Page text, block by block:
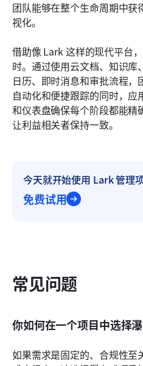
团队能够在整个生命周期中
视化。
借助像 Lark 这样的现代平台
时。通过使用云文档、知识库
日历、即时消息和审批流程，
自动化和便捷跟踪的同时，
和仪表盘确保每个阶段都能精
让利益相关者保持一致。
今天就开始使用 Lark 管理
免费试用
常见问题
你如何在一个项目中选择
如果需求是固定的、合规性至